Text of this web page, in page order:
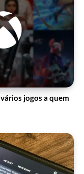
jogos a quem